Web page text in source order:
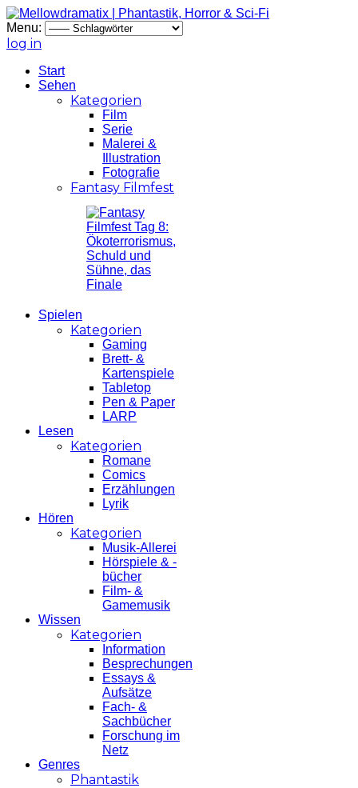
Menu:
log in
Start
Sehen
Kategorien
Film
Serie
Malerei &
Illustration
Fotografie
Fantasy Filmfest
Spielen
Kategorien
Gaming
Brett- &
Kartenspiele
Tabletop
Pen & Paper
LARP
Lesen
Kategorien
Romane
Comics
Erzählungen
Lyrik
Hören
Kategorien
Musik-Allerei
Hörspiele & -
bücher
Film- &
Gamemusik
Wissen
Kategorien
Information
Besprechungen
Essays &
Aufsätze
Fach- &
Sachbücher
Forschung im
Netz
Genres
Phantastik